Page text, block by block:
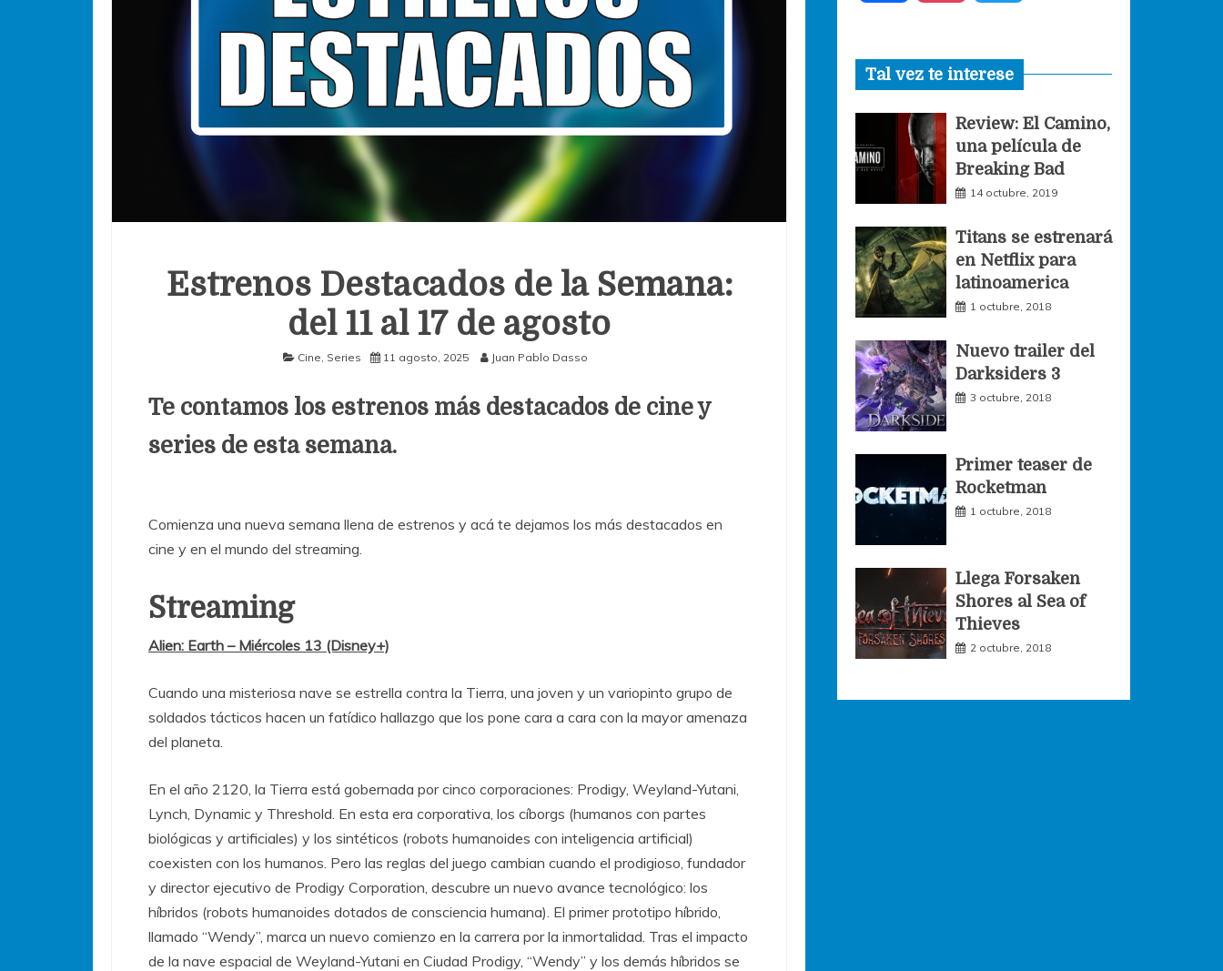
Estrenos Destacados de la Semana:
del 11 al 17 de agosto
Cine Series 11 agosto, 2025 Juan Pablo Dasso
Te contamos los estrenos más destacados de cine y
series de esta semana.
Comienza una nueva semana llena de estrenos y acá te dejamos los más destacados en
cine y en el mundo del streaming.
Streaming
Alien: Earth – Miércoles 13 (Disney+)
Cuando una misteriosa nave se estrella contra la Tierra, una joven y un variopinto grupo de
soldados tácticos hacen un fatídico hallazgo que los pone cara a cara con la mayor amenaza
del planeta.
En el año 2120, la Tierra está gobernada por cinco corporaciones: Prodigy, Weyland-Yutani,
Lynch, Dynamic y Threshold. En esta era corporativa, los cíborgs (humanos con partes
biológicas y artificiales) y los sintéticos (robots humanoides con inteligencia artificial)
coexisten con los humanos. Pero las reglas del juego cambian cuando el prodigioso, fundador
y director ejecutivo de Prodigy Corporation, descubre un nuevo avance tecnológico: los
híbridos (robots humanoides dotados de consciencia humana). El primer prototipo híbrido,
llamado “Wendy”, marca un nuevo comienzo en la carrera por la inmortalidad. Tras el impacto
de la nave espacial de Weyland-Yutani en Ciudad Prodigy, “Wendy” y los demás híbridos se
c
e
b
o
o
s
t
a
g
r
m
i
t
t
r
Tal vez te interese
Review: El Camino,
una película de
Breaking Bad
14 octubre, 2019
Titans se estrenará
en Netflix para
latinoamerica
1 octubre, 2018
Nuevo trailer del
Darksiders 3
3 octubre, 2018
Primer teaser de
Rocketman
1 octubre, 2018
Llega Forsaken
Shores al Sea of
Thieves
2 octubre, 2018